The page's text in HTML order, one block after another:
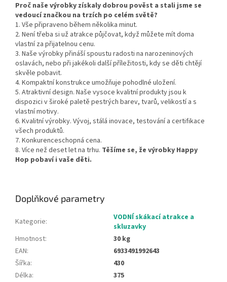
Proč naše výrobky získaly dobrou pověst a stali jsme se
vedoucí značkou na trzích po celém světě?
1. Vše připraveno během několika minut.
2. Není třeba si už atrakce půjčovat, když můžete mít doma
vlastní za přijatelnou cenu.
3. Naše výrobky přináší spoustu radosti na narozeninových
oslavách, nebo při jakékoli další příležitosti, kdy se děti chtějí
skvěle pobavit.
4. Kompaktní konstrukce umožňuje pohodlné uložení.
5. Atraktivní design. Naše vysoce kvalitní produkty jsou k
dispozici v široké paletě pestrých barev, tvarů, velikostí a s
vlastní motivy.
6. Kvalitní výrobky. Vývoj, stálá inovace, testování a certifikace
všech produktů.
7. Konkurenceschopná cena.
8. Více než deset let na trhu. Těšíme se, že výrobky Happy
Hop pobaví i vaše děti.
Doplňkové parametry
Kategorie:
VODNÍ skákací atrakce a
skluzavky
Hmotnost:
30 kg
EAN:
6933491992643
Šířka:
430
Délka:
375